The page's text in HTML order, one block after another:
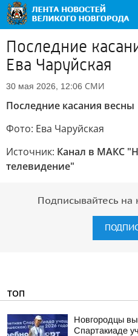
Последние
Ева Чаруйская
30 мая 2026, 12:06 СМИ
Последние касания весны
Фото: Ева Чаруйская
Источник: Канал в МАКС
телевидение"
Подписывайтесь на
ТОП
Новгородцы
Спартакиаде